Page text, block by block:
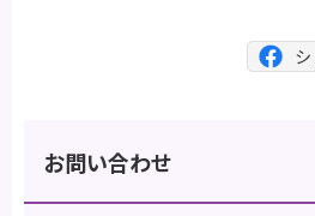
お問い合わせ